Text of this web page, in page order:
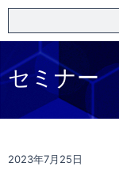
セミナー
2023年7月25日